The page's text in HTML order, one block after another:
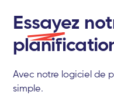
Essayez
Avec notre logiciel de
simple.